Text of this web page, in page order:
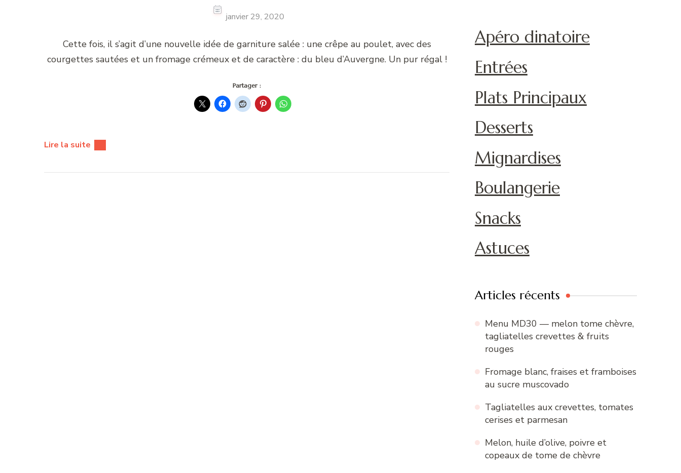
janvier 29, 2020
Cette fois, il s’agit d’une nouvelle idée de garniture salée : une crêpe au poulet, avec des
courgettes sautées et un fromage crémeux et de caractère : du bleu d’Auvergne. Un pur régal !
Partager :
Lire la suite
Apéro dinatoire
Entrées
Plats Principaux
Desserts
Mignardises
Boulangerie
Snacks
Astuces
Articles récents
Menu MD30 — melon tome chèvre,
tagliatelles crevettes & fruits
rouges
Fromage blanc, fraises et framboises
au sucre muscovado
Tagliatelles aux crevettes, tomates
cerises et parmesan
Melon, huile d’olive, poivre et
copeaux de tome de chèvre